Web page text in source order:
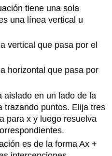
tiene una sola
una línea vertical u
vertical que pasa por el
horizontal que pasa por
aislado en un lado de la
trazando puntos. Elija tres
para x y luego resuelva
es de la forma Ax +